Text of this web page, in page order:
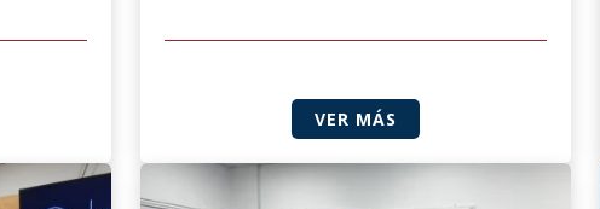
VER MÁS